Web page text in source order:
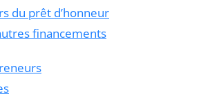
du prêt d’honneur
financements